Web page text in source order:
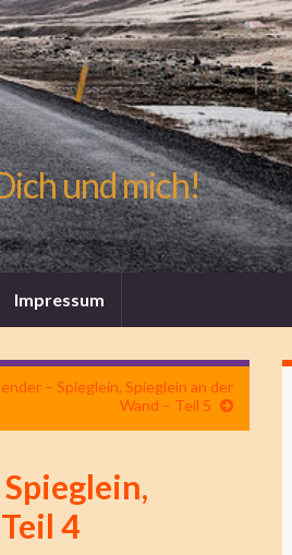
und mich!
Impressum
– Spieglein, Spieglein an der
Wand – Teil 5
4